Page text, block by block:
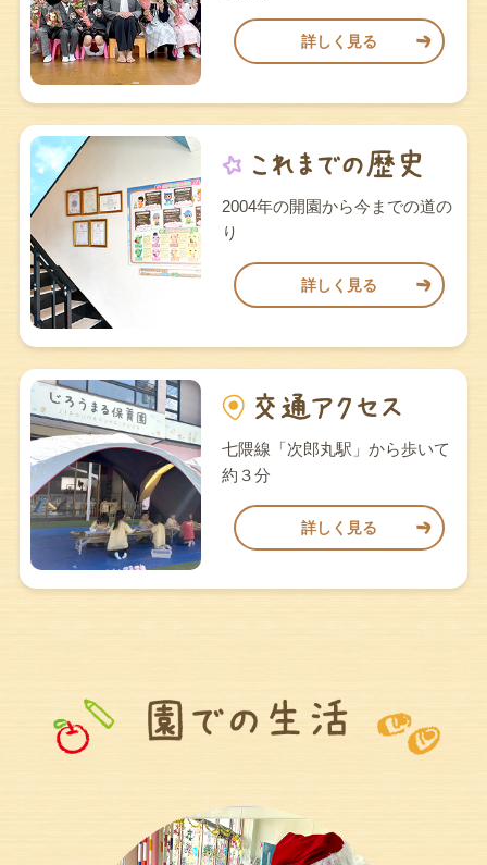
詳しく見る
2004年の開園から今までの道の
り
詳しく見る
七隈線「次郎丸駅」から歩いて
約３分
詳しく見る